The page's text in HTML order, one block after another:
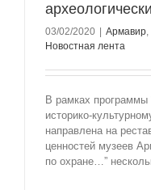
03/02/2020 Армавир,
Новостная лента
В рамках
историко-
направлена на
ценностей музеев
по охране…”